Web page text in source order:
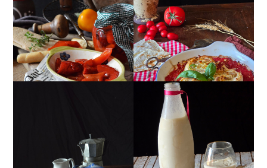
PEPERONI ALLA
PIEMONTESE
GIRANDOLE DI
RICOTTA
MUG CAKE AL
CIOCCOLATO
MANDORLITO